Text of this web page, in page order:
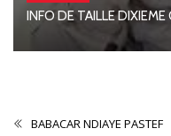
INFO DE TAILLE
BABACAR NDIAYE PASTEF